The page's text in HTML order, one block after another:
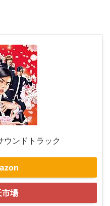
ウンドトラック
市場